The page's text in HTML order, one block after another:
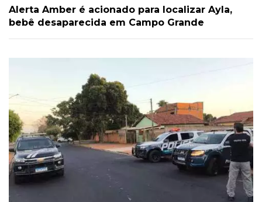
Alerta Amber é acionado para localizar Ayla,
bebê desaparecida em Campo Grande